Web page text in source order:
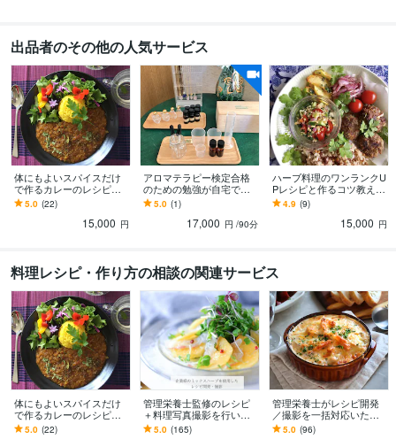
出品者のその他の人気サービス
体にもよいスパイスだけ
で作るカレーのレシピあ
ります 食材に合わせたス
パイス選び。市販のルー
や小麦粉不使用。
5.0 (22)
15,000 円
アロマテラピー検定合格
のための勉強が自宅でて
きます アロマ検定を独学
で受験する方のために
5.0 (1)
17,000 円 /90分
ハーブ料理のワンランクU
Pレシピと作るコツ教えま
す ハーブ料理や商品レシ
ピ開発をする料理研究家
のオリジナルレシピ
4.9 (9)
15,000 円
料理レシピ・作り方の相談の関連サービス
体にもよいスパイスだけ
で作るカレーのレシピあ
ります 食材に合わせたス
5.0 (22)
管理栄養士監修のレシピ
＋料理写真撮影を行いま
す SNS・企業販促に使え
5.0 (165)
管理栄養士がレシピ開発
／撮影を一括対応いたし
ます レシピ開発から撮
5.0 (96)